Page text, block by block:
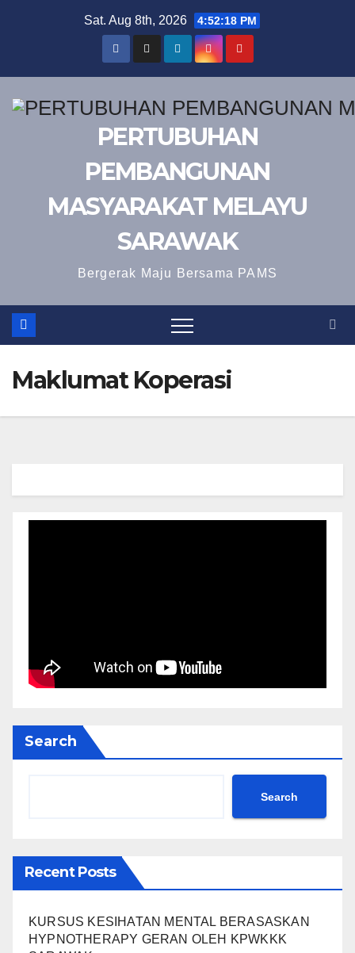
Sat. Aug 8th, 2026 4:52:19 PM
PERTUBUHAN
PEMBANGUNAN
MASYARAKAT MELAYU
SARAWAK
Bergerak Maju Bersama PAMS
Maklumat Koperasi
Search
Search
Recent Posts
KURSUS KESIHATAN MENTAL BERASASKAN
HYPNOTHERAPY GERAN OLEH KPWKKK